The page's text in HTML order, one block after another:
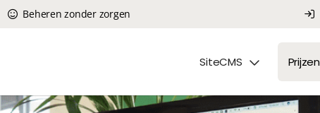
Beheren zonder zorgen
SiteCMS Prijzen